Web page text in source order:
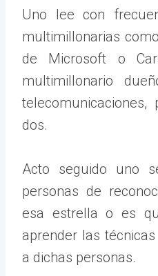
Uno lee con
multimillonarias
de Microsoft o
multimillonario
dos.
Acto seguido uno
personas de
esa estrella o es
aprender las
a dichas personas.